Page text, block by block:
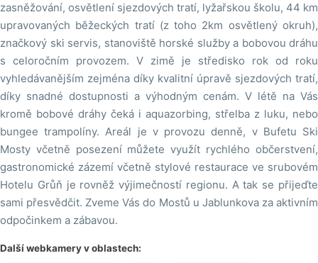
zasněžování, osvětlení sjezdových tratí, lyžařskou školu, 44 km
upravovaných běžeckých tratí (z toho 2km osvětlený okruh),
značkový ski servis, stanoviště horské služby a bobovou dráhu
s celoročním provozem. V zimě je středisko rok od roku
vyhledávanějším zejména díky kvalitní úpravě sjezdových tratí,
díky snadné dostupnosti a výhodným cenám. V létě na Vás
kromě bobové dráhy čeká i aquazorbing, střelba z luku, nebo
bungee trampolíny. Areál je v provozu denně, v Bufetu Ski
Mosty včetně posezení můžete využít rychlého občerstvení,
gastronomické zázemí včetně stylové restaurace ve srubovém
Hotelu Grůň je rovněž výjimečností regionu. A tak se přijeďte
sami přesvědčit. Zveme Vás do Mostů u Jablunkova za aktivním
odpočinkem a zábavou.
Další webkamery v oblastech: